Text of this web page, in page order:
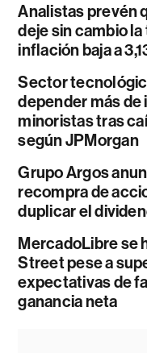
Analistas prevén
deje sin cambio
inflación baja a
Sector
depender más de
minoristas tras
según JPMorgan
Grupo Argos
recompra de
duplicar el
MercadoLibre se
Street pese a
expectativas de
ganancia neta